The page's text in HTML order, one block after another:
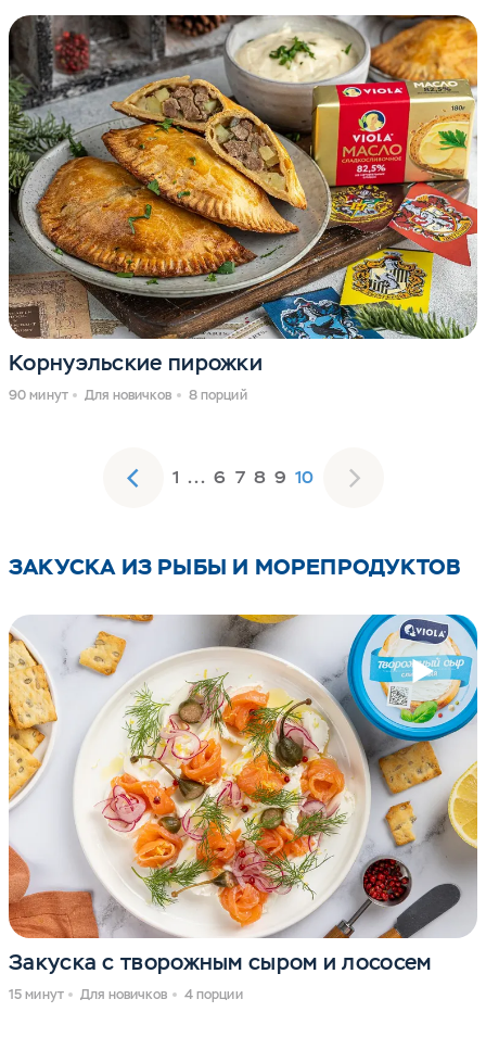
Корнуэльские пирожки
90 минут Для новичков 8 порций
1 . . . 6 7 8 9 10
ЗАКУСКА ИЗ РЫБЫ И МОРЕПРОДУКТОВ
Закуска с творожным сыром и лососем
15 минут Для новичков 4 порции